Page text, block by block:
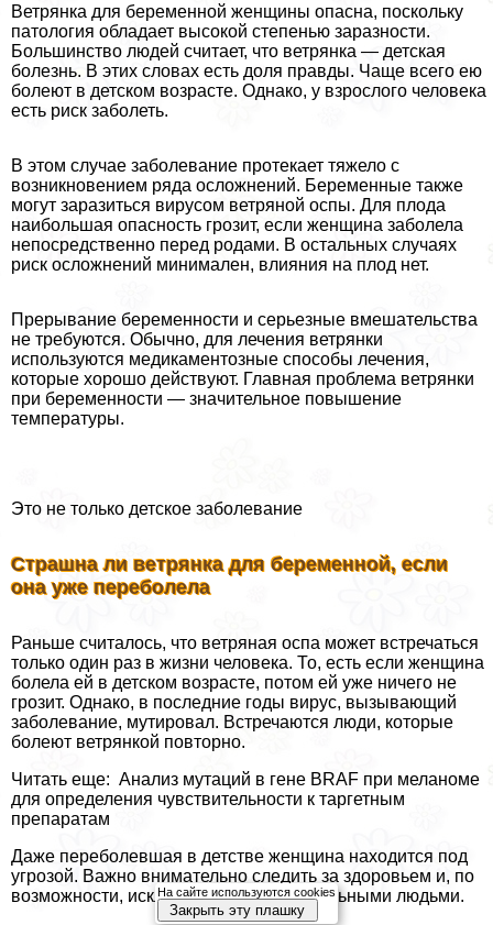
Ветрянка для беременной женщины опасна, поскольку
патология обладает высокой степенью заразности.
Большинство людей считает, что ветрянка — детская
болезнь. В этих словах есть доля правды. Чаще всего ею
болеют в детском возрасте. Однако, у взрослого человека
есть риск заболеть.
В этом случае заболевание протекает тяжело c
возникновением ряда осложнений. Беременные также
могут заразиться вирусом ветряной оспы. Для плода
наибольшая опасность грозит, если женщина заболела
непосредственно перед родами. В остальных случаях
риск осложнений минимален, влияния на плод нет.
Прерывание беременности и серьезные вмешательства
не требуются. Обычно, для лечения ветрянки
используются медикаментозные способы лечения,
которые хорошо действуют. Главная проблема ветрянки
при беременности — значительное повышение
температуры.
Это не только детское заболевание
Страшна ли ветрянка для беременной, если
она уже переболела
Раньше считалось, что ветряная оспа может встречаться
только один раз в жизни человека. То, есть если женщина
болела ей в детском возрасте, потом ей уже ничего не
грозит. Однако, в последние годы вирус, вызывающий
заболевание, мутировал. Встречаются люди, которые
болеют ветрянкой повторно.
Читать еще: Анализ мутаций в гене BRAF при меланоме
для определения чувствительности к таргетным
препаратам
Даже переболевшая в детстве женщина находится под
угрозой. Важно внимательно следить за здоровьем и, по
возможности, исключать контакты с больными людьми.
На сайте используются cookies
Закрыть эту плашку